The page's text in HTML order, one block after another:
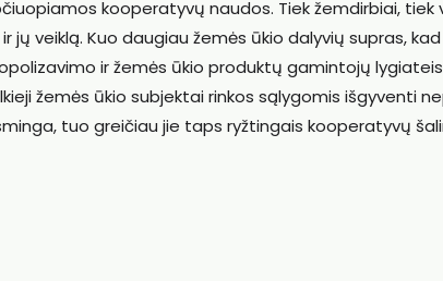
kooperatyvų naudos. Tiek žemdirbiai, tiek
jų veiklą. Kuo daugiau žemės ūkio dalyvių supras,
ir žemės ūkio produktų gamintojų
žemės ūkio subjektai rinkos sąlygomis išgyventi
tuo greičiau jie taps ryžtingais kooperatyvų